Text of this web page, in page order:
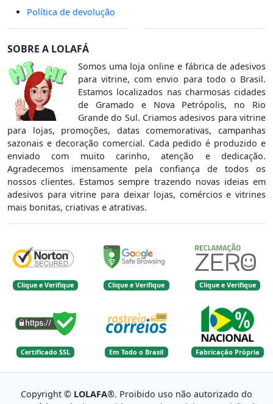
Política de devolução
SOBRE A LOLAFÁ
Somos uma loja online e fábrica de adesivos
para vitrine, com envio para todo o Brasil.
Estamos localizados nas charmosas cidades
de Gramado e Nova Petrópolis, no Rio
Grande do Sul. Criamos adesivos para vitrine
para lojas, promoções, datas comemorativas, campanhas
sazonais e decoração comercial. Cada pedido é produzido e
enviado com muito carinho, atenção e dedicação.
Agradecemos imensamente pela confiança de todos os
nossos clientes. Estamos sempre trazendo novas ideias em
adesivos para vitrine para deixar lojas, comércios e vitrines
mais bonitas, criativas e atrativas.
Clique e Verifique Clique e Verifique Clique e Verifique
Certificado SSL Em Todo o Brasil Fabricação Própria
Copyright © LOLAFA®. Proibido uso não autorizado do